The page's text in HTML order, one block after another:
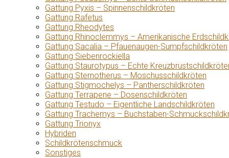
Gattung Pyxis – Spinnenschildkröten
Gattung Rafetus
Gattung Rheodytes
Gattung Rhinoclemmys – Amerikanische
Gattung Sacalia – Pfauenaugen-Sumpfschildkröten
Gattung Siebenrockiella
Gattung Staurotypus – Echte
Gattung Sternotherus – Moschusschildkröten
Gattung Stigmochelys – Pantherschildkröten
Gattung Terrapene – Dosenschildkröten
Gattung Testudo – Eigentliche Landschildkröten
Gattung Trachemys – Buchstaben-
Gattung Trionyx
Hybriden
Schildkrötenschmuck
Sonstiges